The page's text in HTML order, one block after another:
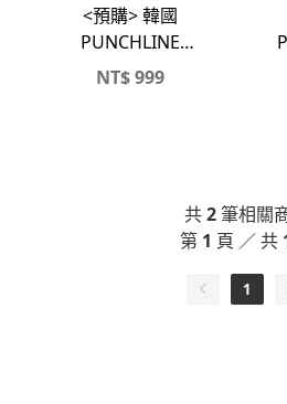
<預購> 韓國
PUNCHLINE
CoverFlower🐰大學T
NT$999
共2筆相關
第 1 頁 ／ 共
1